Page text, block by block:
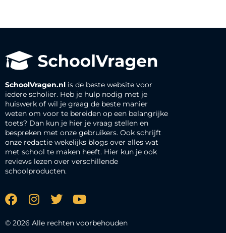
SchoolVragen.nl is de beste website voor
iedere scholier. Heb je hulp nodig met je
huiswerk of wil je graag de beste manier
weten om voor te bereiden op een belangrijke
toets? Dan kun je hier je vraag stellen en
bespreken met onze gebruikers. Ook schrijft
onze redactie wekelijks blogs over alles wat
met school te maken heeft. Hier kun je ook
reviews lezen over verschillende
schoolproducten.
© 2026 Alle rechten voorbehouden